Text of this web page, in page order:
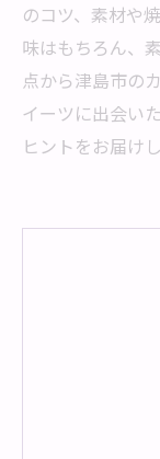
のコツ、素材や
味はもちろん、
点から津島市の
イーツに出会い
ヒントをお届けし